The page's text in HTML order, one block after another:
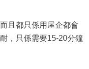
且都只係用屋企都會
，只係需要15-20分鐘